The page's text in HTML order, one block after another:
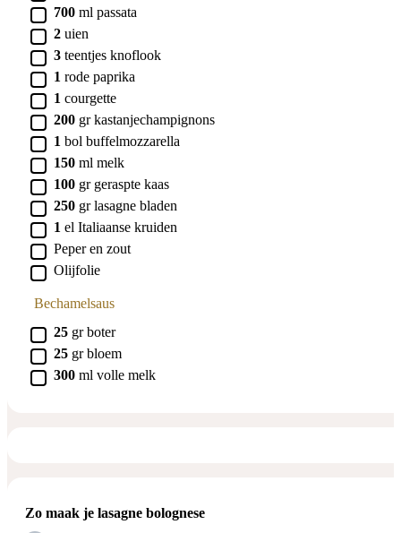
▢
700 ml passata
▢
2 uien
▢
3 teentjes knoflook
▢
1 rode paprika
▢
1 courgette
▢
200 gr kastanjechampignons
▢
1 bol buffelmozzarella
▢
150 ml melk
▢
100 gr geraspte kaas
▢
250 gr lasagne bladen
▢
1 el Italiaanse kruiden
▢
Peper en zout
▢
Olijfolie
Bechamelsaus
▢
25 gr boter
▢
25 gr bloem
▢
300 ml volle melk
Zo maak je lasagne bolognese